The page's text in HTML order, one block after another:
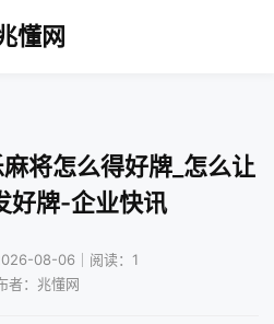
懂网
将怎么得好牌_怎么让
好牌-企业快讯
08-06｜阅读：1
者：兆懂网